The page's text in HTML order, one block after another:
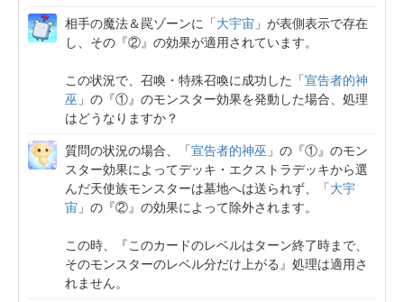
相手の魔法＆罠ゾーンに「大宇宙 」が表側表示で存在
し、その『②』の効果が適用されています。
この状況で、召喚・特殊召喚に成功した「宣告者的神
巫 」の『①』のモンスター効果を発動した場合、処理
はどうなりますか？
質問の状況の場合、「宣告者的神巫 」の『①』のモン
スター効果によってデッキ・エクストラデッキから選
んだ天使族モンスターは墓地へは送られず、「大宇
宙 」の『②』の効果によって除外されます。
この時、『このカードのレベルはターン終了時まで、
そのモンスターのレベル分だけ上がる』処理は適用さ
れません。